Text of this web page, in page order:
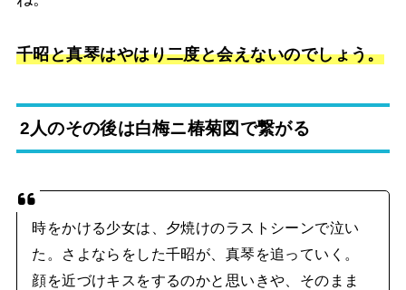
千昭と真琴はやはり二度と会えないのでしょう。
2人のその後は白梅ニ椿菊図で繋がる
時をかける少女は、夕焼けのラストシーンで泣い
た。さよならをした千昭が、真琴を追っていく。
顔を近づけキスをするのかと思いきや、そのまま